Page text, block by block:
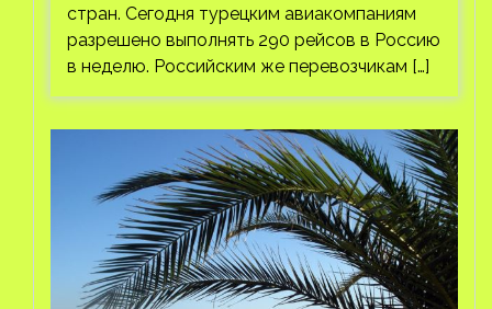
стран. Сегодня турецким авиакомпаниям
разрешено выполнять 290 рейсов в Россию
в неделю. Российским же перевозчикам […]